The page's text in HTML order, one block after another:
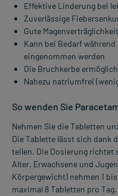
Effektive Linderung bei
Zuverlässige
Gute
Kann bei Bedarf
eingenommen werden
Die Bruchkerbe
Nahezu natriumfrei
So wenden Sie
Nehmen Sie die Tabletten
Die Tablette lässt sich dank
teilen. Die Dosierung richtet
Alter. Erwachsene und
Körpergewicht) nehmen 1
maximal 8 Tabletten pro